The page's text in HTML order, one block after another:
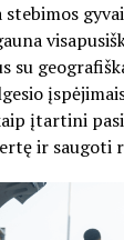
su
įtartini
ir saugoti